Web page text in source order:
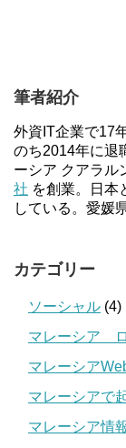
筆者紹介
外資IT企業で17
のち2014年に退
ーシア クアラル
社 を創業。日本
している。愛媛
カテゴリー
ソーシャル (4)
マレーシア
マレーシア
マレーシアで
マレーシア情